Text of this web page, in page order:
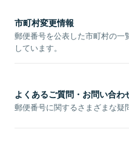
市町村変更情報
郵便番号を公表した市町村の
しています。
よくあるご質問・お問い合わ
郵便番号に関するさまざまな疑